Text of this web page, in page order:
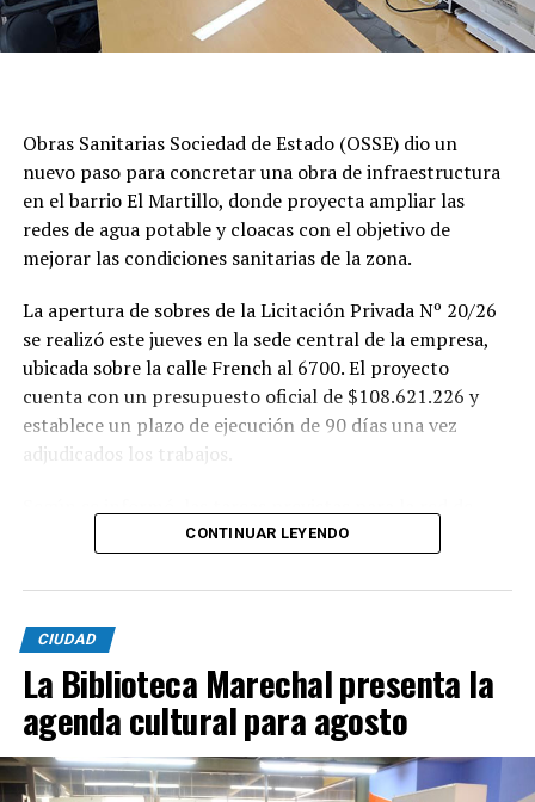
Obras Sanitarias Sociedad de Estado (OSSE) dio un
nuevo paso para concretar una obra de infraestructura
en el barrio El Martillo, donde proyecta ampliar las
redes de agua potable y cloacas con el objetivo de
mejorar las condiciones sanitarias de la zona.
La apertura de sobres de la Licitación Privada Nº 20/26
se realizó este jueves en la sede central de la empresa,
ubicada sobre la calle French al 6700. El proyecto
cuenta con un presupuesto oficial de $108.621.226 y
establece un plazo de ejecución de 90 días una vez
adjudicados los trabajos.
agua potable incluyen la colocación de unos 355 metros
de cañerías de PVC, la instalación de válvulas y la
ejecución de 29 conexiones domiciliarias. Los trabajos se
desarrollarán en distintos sectores comprendidos por
las calles Pehuajó, Sicilia, Génova y Génova Bis.
En paralelo, la intervención contempla la extensión de
la red cloacal mediante la instalación de 234 metros de
cañerías colectoras, la realización de 31 conexiones
domiciliarias y la construcción de seis bocas de registro.
CONTINUAR LEYENDO
CIUDAD
La Biblioteca Marechal presenta la
agenda cultural para agosto